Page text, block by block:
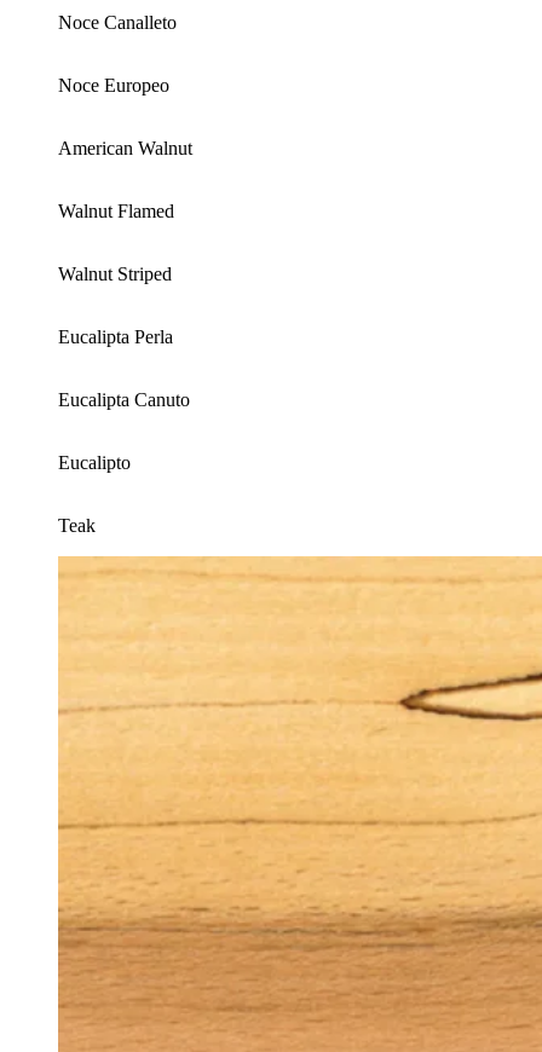
Noce Canalleto
Noce Europeo
American Walnut
Walnut Flamed
Walnut Striped
Eucalipta Perla
Eucalipta Canuto
Eucalipto
Teak